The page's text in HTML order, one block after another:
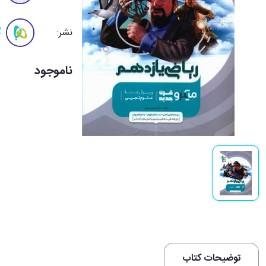
نشر:
ناموجود
توضیحات کتاب